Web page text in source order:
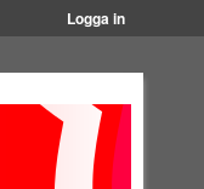
Logga in